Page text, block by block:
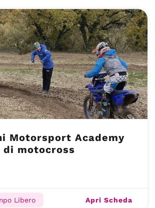
Motorsport Academy
di motocross
Libero Apri Scheda